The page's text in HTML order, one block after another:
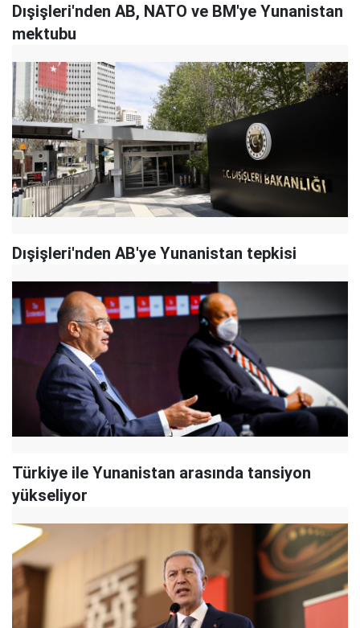
Dışişleri'nden AB, NATO ve BM'ye Yunanistan
mektubu
Dışişleri'nden AB'ye Yunanistan tepkisi
Türkiye ile Yunanistan arasında tansiyon
yükseliyor